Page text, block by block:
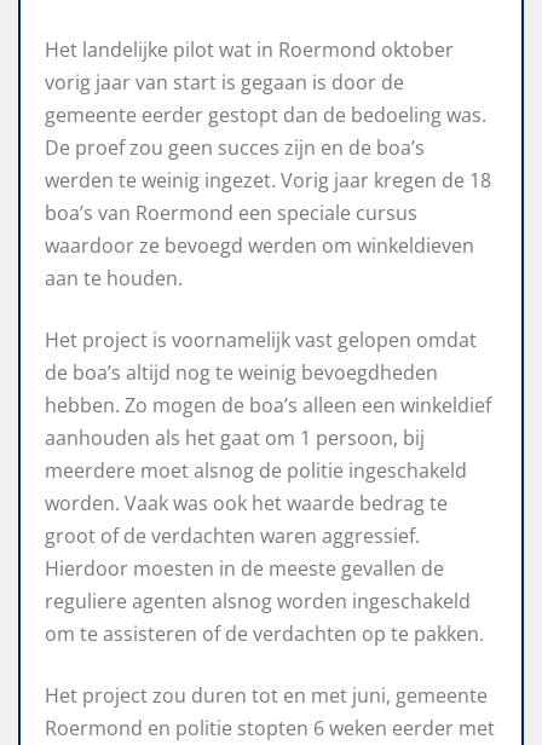
Het landelijke pilot wat in Roermond oktober
vorig jaar van start is gegaan is door de
gemeente eerder gestopt dan de bedoeling was.
De proef zou geen succes zijn en de boa’s
werden te weinig ingezet. Vorig jaar kregen de 18
boa’s van Roermond een speciale cursus
waardoor ze bevoegd werden om winkeldieven
aan te houden.
Het project is voornamelijk vast gelopen omdat
de boa’s altijd nog te weinig bevoegdheden
hebben. Zo mogen de boa’s alleen een winkeldief
aanhouden als het gaat om 1 persoon, bij
meerdere moet alsnog de politie ingeschakeld
worden. Vaak was ook het waarde bedrag te
groot of de verdachten waren aggressief.
Hierdoor moesten in de meeste gevallen de
reguliere agenten alsnog worden ingeschakeld
om te assisteren of de verdachten op te pakken.
Het project zou duren tot en met juni, gemeente
Roermond en politie stopten 6 weken eerder met